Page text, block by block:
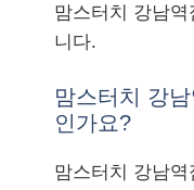
맘스터치 강남
니다.
맘스터치 강
인가요?
맘스터치 강남